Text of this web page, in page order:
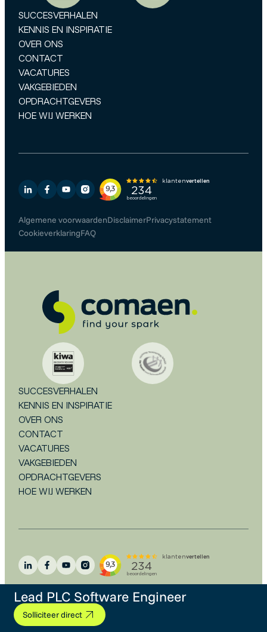
Lead PLC Software Engineer
Solliciteer direct
SUCCESVERHALEN
KENNIS EN INSPIRATIE
OVER ONS
CONTACT
VACATURES
VAKGEBIEDEN
OPDRACHTGEVERS
HOE WIJ WERKEN
Algemene voorwaardenDisclaimerPrivacystatement
CookieverklaringFAQ
SUCCESVERHALEN
KENNIS EN INSPIRATIE
OVER ONS
CONTACT
VACATURES
VAKGEBIEDEN
OPDRACHTGEVERS
HOE WIJ WERKEN
Algemene voorwaardenDisclaimerPrivacystatement
Cookieverklaring
FAQ